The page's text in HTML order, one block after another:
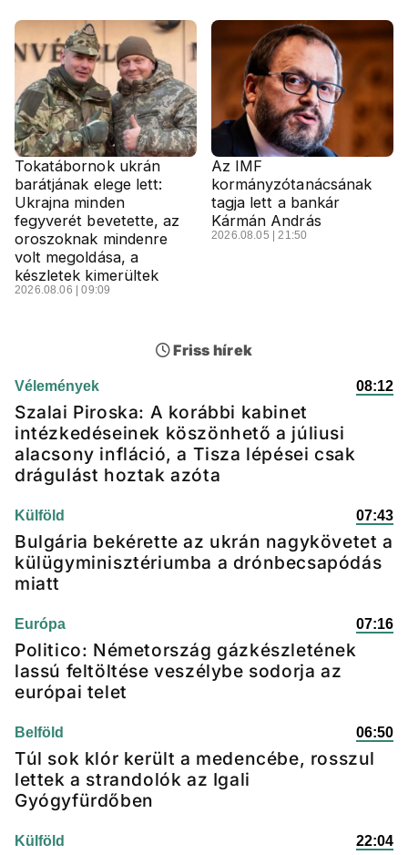
Tokatábornok ukrán
barátjának elege lett:
Ukrajna minden
fegyverét bevetette, az
oroszoknak mindenre
volt megoldása, a
készletek kimerültek
2026.08.06 | 09:09
Az IMF
kormányzótanácsának
tagja lett a bankár
Kármán András
2026.08.05 | 21:50
Friss hírek
Vélemények 08:12
Szalai Piroska: A korábbi kabinet
intézkedéseinek köszönhető a júliusi
alacsony infláció, a Tisza lépései csak
drágulást hoztak azóta
Külföld 07:43
Bulgária bekérette az ukrán nagykövetet a
külügyminisztériumba a drónbecsapódás
miatt
Európa 07:16
Politico: Németország gázkészletének
lassú feltöltése veszélybe sodorja az
európai telet
Belföld 06:50
Túl sok klór került a medencébe, rosszul
lettek a strandolók az Igali
Gyógyfürdőben
Külföld 22:04